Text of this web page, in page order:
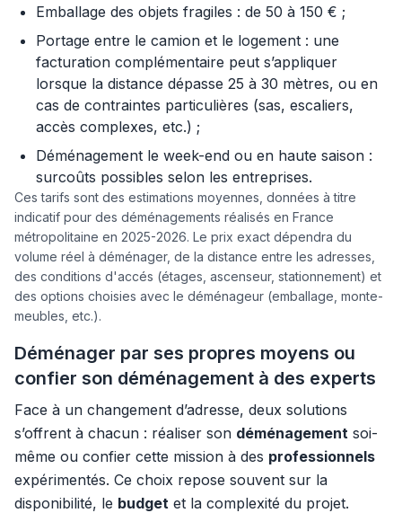
Emballage des objets fragiles : de 50 à 150 € ;
Portage entre le camion et le logement : une
facturation complémentaire peut s’appliquer
lorsque la distance dépasse 25 à 30 mètres, ou en
cas de contraintes particulières (sas, escaliers,
accès complexes, etc.) ;
Déménagement le week-end ou en haute saison :
surcoûts possibles selon les entreprises.
Ces tarifs sont des estimations moyennes, données à titre
indicatif pour des déménagements réalisés en France
métropolitaine en 2025-2026. Le prix exact dépendra du
volume réel à déménager, de la distance entre les adresses,
des conditions d'accés (étages, ascenseur, stationnement) et
des options choisies avec le déménageur (emballage, monte-
meubles, etc.).
Déménager par ses propres moyens ou
confier son déménagement à des experts
Face à un changement d’adresse, deux solutions
s’offrent à chacun : réaliser son déménagement soi-
même ou confier cette mission à des professionnels
expérimentés. Ce choix repose souvent sur la
disponibilité, le budget et la complexité du projet.